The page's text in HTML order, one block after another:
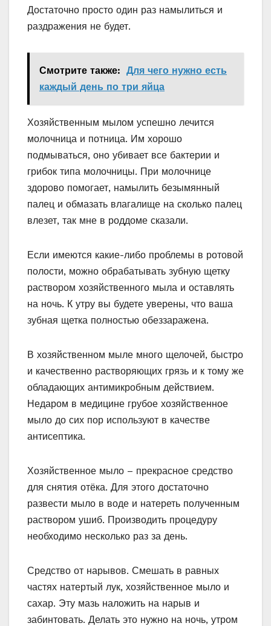
Достаточно просто один раз намылиться и
раздражения не будет.
Смотрите также: Для чего нужно есть
каждый день по три яйца
Хозяйственным мылом успешно лечится
молочница и потница. Им хорошо
подмываться, оно убивает все бактерии и
грибок типа молочницы. При молочнице
здорово помогает, намылить безымянный
палец и обмазать влагалище на сколько палец
влезет, так мне в роддоме сказали.
Если имеются какие-либо проблемы в ротовой
полости, можно обрабатывать зубную щетку
раствором хозяйственного мыла и оставлять
на ночь. К утру вы будете уверены, что ваша
зубная щетка полностью обеззаражена.
В хозяйственном мыле много щелочей, быстро
и качественно растворяющих грязь и к тому же
обладающих антимикробным действием.
Недаром в медицине грубое хозяйственное
мыло до сих пор используют в качестве
антисептика.
Хозяйственное мыло – прекрасное средство
для снятия отёка. Для этого достаточно
развести мыло в воде и натереть полученным
раствором ушиб. Производить процедуру
необходимо несколько раз за день.
Средство от нарывов. Смешать в равных
частях натертый лук, хозяйственное мыло и
сахар. Эту мазь наложить на нарыв и
забинтовать. Делать это нужно на ночь, утром